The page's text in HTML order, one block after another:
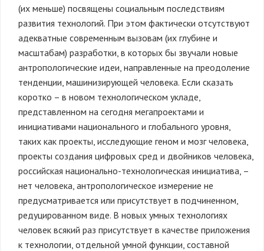
(их меньше) посвящены социальным последствиям
развития технологий. При этом фактически отсутствуют
адекватные современным вызовам (их глубине и
масштабам) разработки, в которых бы звучали новые
антропологические идеи, направленные на преодоление
тенденции, машинизирующей человека. Если сказать
коротко – в новом технологическом укладе,
представленном на сегодня мегапроектами и
инициативами национального и глобального уровня,
таких как проекты, исследующие геном и мозг человека,
проекты создания цифровых сред и двойников человека,
российская национально-технологическая инициатива, –
нет человека, антропологическое измерение не
предусматривается или присутствует в подчиненном,
редуцированном виде. В новых умных технологиях
человек всякий раз присутствует в качестве приложения
к технологии, отдельной умной функции, составной